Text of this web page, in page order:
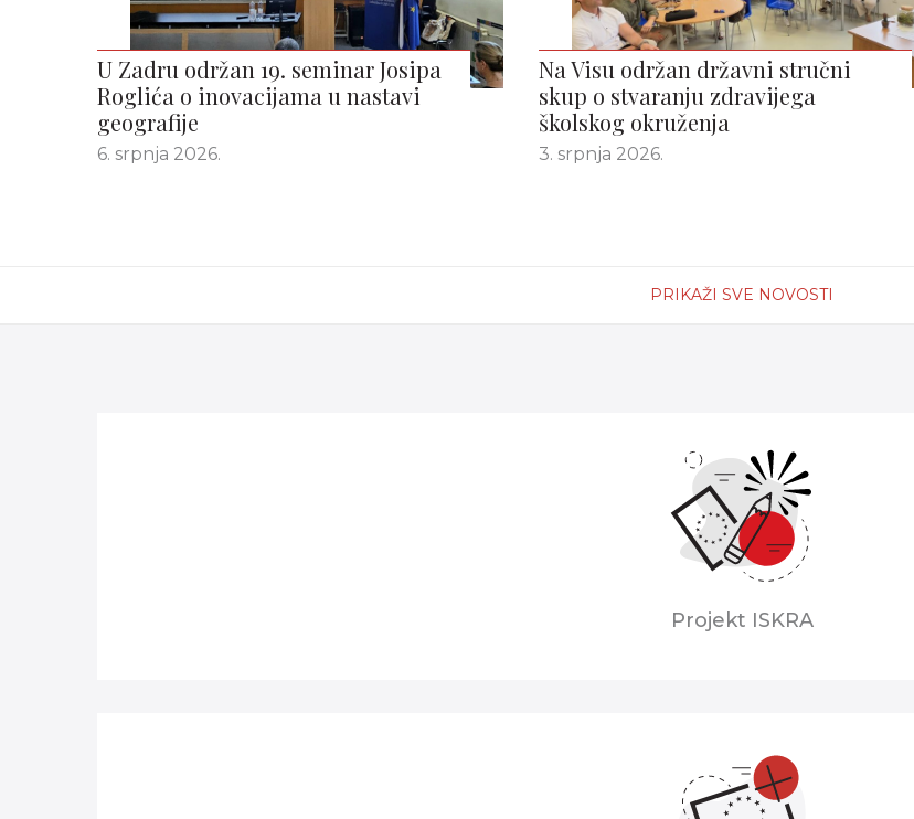
U Zadru održan 19. seminar Josipa
Roglića o inovacijama u nastavi
geografije
6. srpnja 2026.
Na Visu održan državni stručni
skup o stvaranju zdravijega
školskog okruženja
3. srpnja 2026.
PRIKAŽI SVE NOVOSTI
Projekt ISKRA